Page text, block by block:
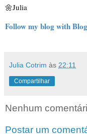
🌼Julia
Follow my blog with
Julia Cotrim às 22:11
Compartilhar
Nenhum
Postar um